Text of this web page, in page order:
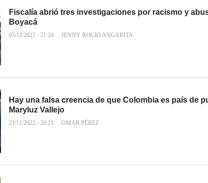
Fiscalía abrió tres investigaciones por racismo y
Boyacá
05/12/2022 - 21:24 JENNY ROCIO ANGARITA
Hay una falsa creencia de que Colombia es país de
Maryluz Vallejo
21/11/2022 - 20:21 OMAR PÉREZ